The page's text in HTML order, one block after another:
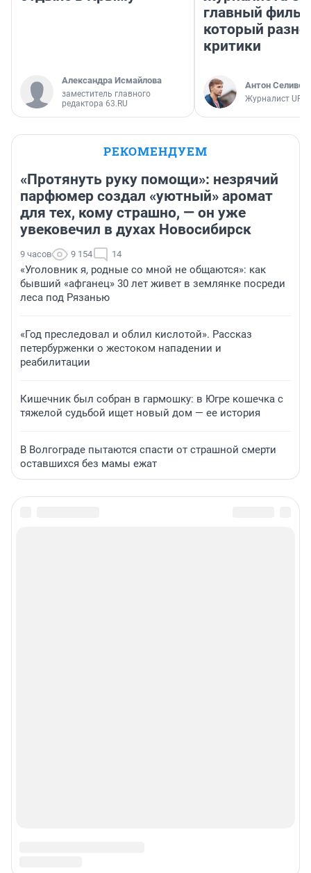
Александра Исмайлова
заместитель главного
редактора 63.RU
главный
который
критики
Антон
Журналист
РЕКОМЕНДУЕМ
«Протянуть руку помощи»: незрячий
парфюмер создал «уютный» аромат
для тех, кому страшно, — он уже
увековечил в духах Новосибирск
9 часов 9 154 14
«Уголовник я, родные со мной не общаются»: как
бывший «афганец» 30 лет живет в землянке посреди
леса под Рязанью
«Год преследовал и облил кислотой». Рассказ
петербурженки о жестоком нападении и
реабилитации
Кишечник был собран в гармошку: в Югре кошечка с
тяжелой судьбой ищет новый дом — ее история
В Волгограде пытаются спасти от страшной смерти
оставшихся без мамы ежат